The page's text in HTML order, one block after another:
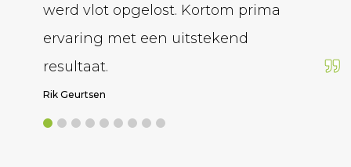
werd vlot opgelost. Kortom prima
ervaring met een uitstekend
resultaat.
Rik Geurtsen